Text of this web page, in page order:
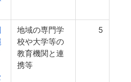
地域の専門学
校や大学等の
教育機関と連
携等
5